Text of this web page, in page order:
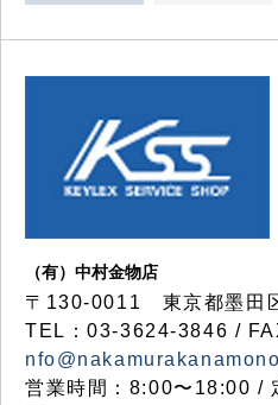
（有）中村金物店
〒130-0011 東京都墨田
TEL：03-3624-3846 /
営業時間：8:00〜18:00 /